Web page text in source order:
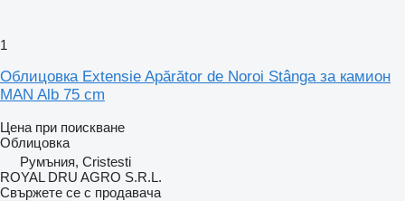
1
Облицовка Extensie Apărător de Noroi Stânga за камион
MAN Alb 75 cm
Цена при поискване
Облицовка
Румъния, Cristesti
ROYAL DRU AGRO S.R.L.
Свържете се с продавача